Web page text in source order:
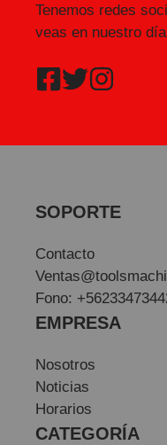
Tenemos redes
veas en nuestro
SOPORTE
Contacto
Fono:
EMPRESA
Nosotros
Noticias
Horarios
CATEGORÍA